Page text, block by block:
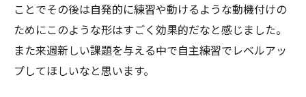
ことでその後は自発的に練習や動けるような動機付けの
ためにこのような形はすごく効果的だなと感じました。
また来週新しい課題を与える中で自主練習でレベルアッ
プしてほしいなと思います。